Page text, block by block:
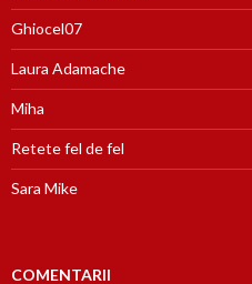
Ghiocel07
Laura Adamache
Miha
Retete fel de fel
Sara Mike
COMENTARII